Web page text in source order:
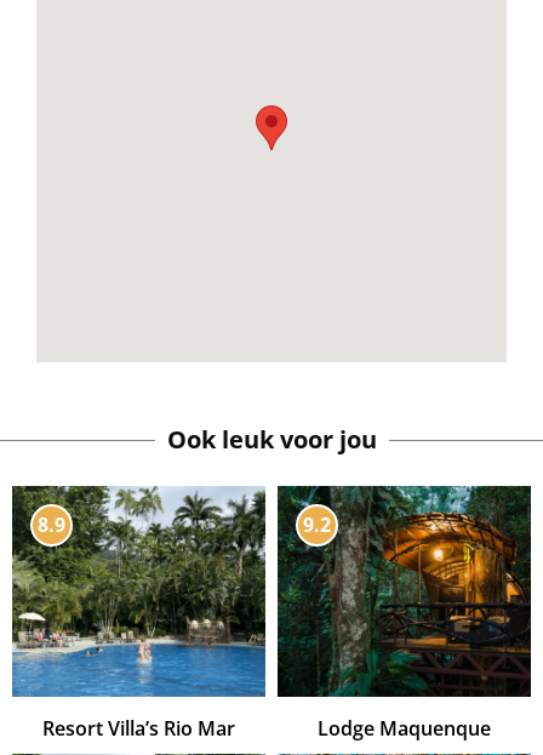
Ook leuk voor jou
8.9
Resort Villa’s Rio Mar
9.2
Lodge Maquenque